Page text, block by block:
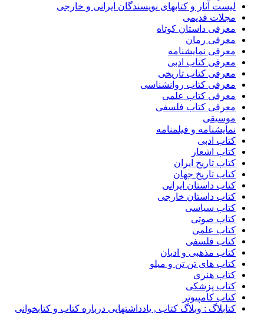
لیست آثار و کتابهای نویسندگان ایرانی و خارجی
مجلات قدیمی
معرفی داستان کوتاه
معرفی رمان
معرفی نمایشنامه
معرفی کتاب ادبی
معرفی کتاب تاریخی
معرفی کتاب روانشناسی
معرفی کتاب علمی
معرفی کتاب فلسفی
موسیقی
نمایشنامه و فیلمنامه
کتاب ادبی
کتاب اشعار
کتاب تاریخ ایران
کتاب تاریخ جهان
کتاب داستان ایرانی
کتاب داستان خارجی
کتاب سیاسی
کتاب صوتی
کتاب علمی
کتاب فلسفی
کتاب مذهبی و ادیان
کتاب های تن تن و میلو
کتاب هنری
کتاب پزشکی
کتاب کامپیوتر
کتابلاگ : وبلاگ کتاب , یادداشتهایی درباره کتاب و کتابخوانی